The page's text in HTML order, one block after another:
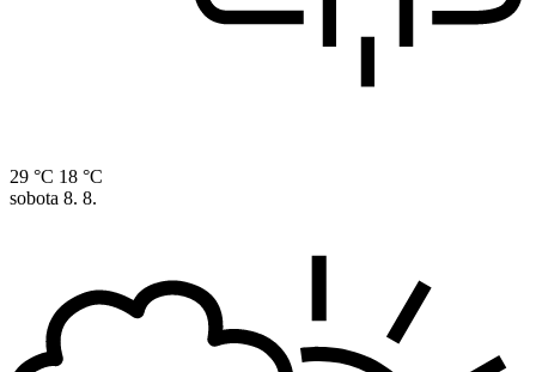
29 °C 18 °C
sobota 8. 8.